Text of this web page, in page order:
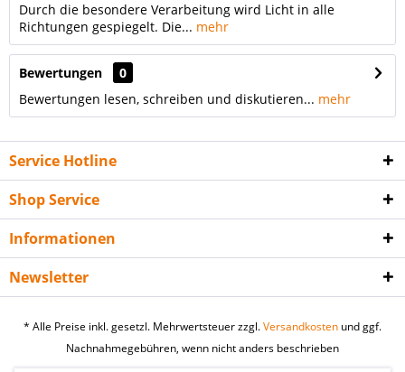
Durch die besondere Verarbeitung wird Licht in alle
Richtungen gespiegelt. Die... mehr
Bewertungen
0
Bewertungen lesen, schreiben und diskutieren... mehr
Service Hotline
Shop Service
Informationen
Newsletter
* Alle Preise inkl. gesetzl. Mehrwertsteuer zzgl.Versandkosten und ggf.
Nachnahmegebühren, wenn nicht anders beschrieben